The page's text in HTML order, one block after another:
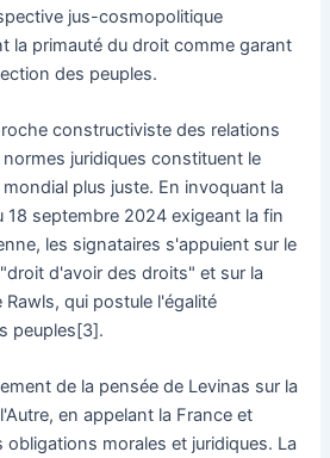
jus-cosmopolitique
la primauté du droit comme garant
des peuples.
constructiviste des relations
juridiques constituent le
plus juste. En invoquant la
18 septembre 2024 exigeant la fin
les signataires s'appuient sur le
d'avoir des droits" et sur la
qui postule l'égalité
peuples[3].
de la pensée de Levinas sur la
en appelant la France et
obligations morales et juridiques. La